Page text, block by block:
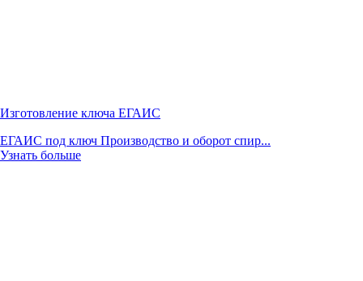
Изготовление ключа ЕГАИС
ЕГАИС под ключ Производство и оборот спир...
Узнать больше